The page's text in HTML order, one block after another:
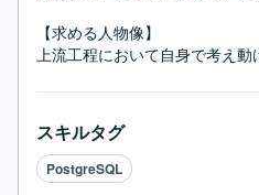
【求める人物像】
上流工程において自身で考え動
スキルタグ
PostgreSQL